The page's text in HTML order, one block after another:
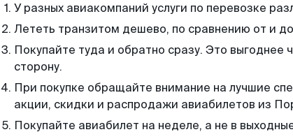
У разных авиакомпаний услуги по перевозке
Лететь транзитом дешево, по сравнению от и до
Покупайте туда и обратно сразу. Это
сторону.
При покупке обращайте внимание на лучшие
акции, скидки и распродажи авиабилетов из
Покупайте авиабилет на неделе, а не в